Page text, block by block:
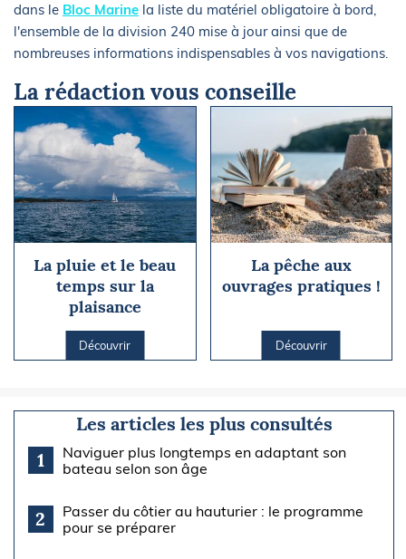
dans le Bloc Marine la liste du matériel obligatoire à bord,
l'ensemble de la division 240 mise à jour ainsi que de
nombreuses informations indispensables à vos navigations.
La rédaction vous conseille
La pluie et le beau
temps sur la
plaisance
Découvrir
La pêche aux
ouvrages pratiques !
Découvrir
Les articles les plus consultés
1
Naviguer plus longtemps en adaptant son
bateau selon son âge
2
Passer du côtier au hauturier : le programme
pour se préparer